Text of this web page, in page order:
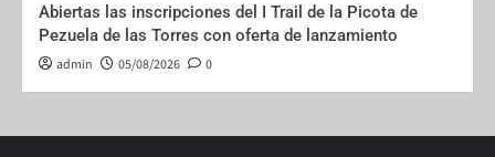
Abiertas las inscripciones del I Trail de la Picota de
Pezuela de las Torres con oferta de lanzamiento
admin 05/08/2026 0